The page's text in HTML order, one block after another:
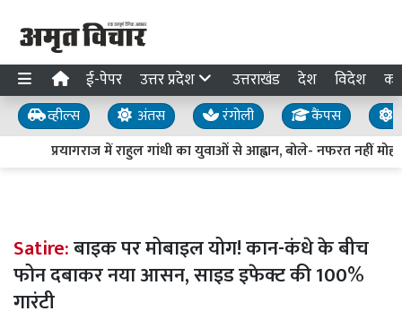
ई-पेपर उत्तर प्रदेश उत्तराखंड देश विदेश
व्हील्स अंतस रंगोली कैंपस
प्रयागराज में राहुल गांधी का युवाओं से आह्वान, बोले- नफरत नहीं
Satire:बाइक पर मोबाइल योग! कान-कंधे के बीच
फोन दबाकर नया आसन, साइड इफेक्ट की 100%
गारंटी